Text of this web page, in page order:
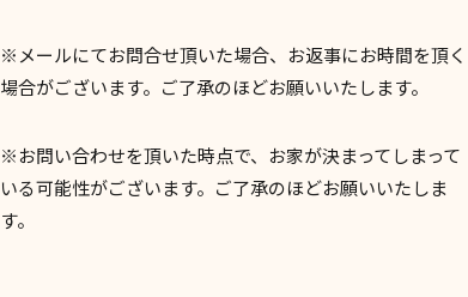
※メールにてお問合せ頂いた場合、お返事にお時間を頂く
場合がございます。ご了承のほどお願いいたします。
※お問い合わせを頂いた時点で、お家が決まってしまって
いる可能性がございます。ご了承のほどお願いいたしま
す。